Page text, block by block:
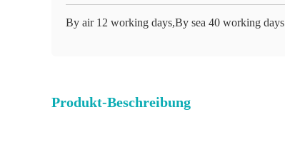
By air 12 working days,By sea 40 working days
Produkt-Beschreibung